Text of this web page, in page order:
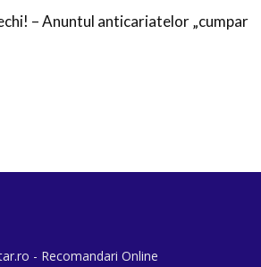
– Anuntul anticariatelor „cumpar
- Recomandari Online